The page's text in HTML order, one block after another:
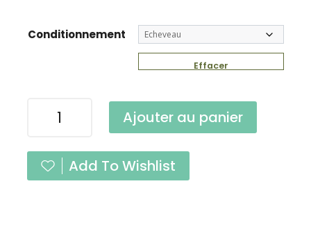
Conditionnement
Effacer
Vert
Impérial
Ajouter au panier
Add To Wishlist